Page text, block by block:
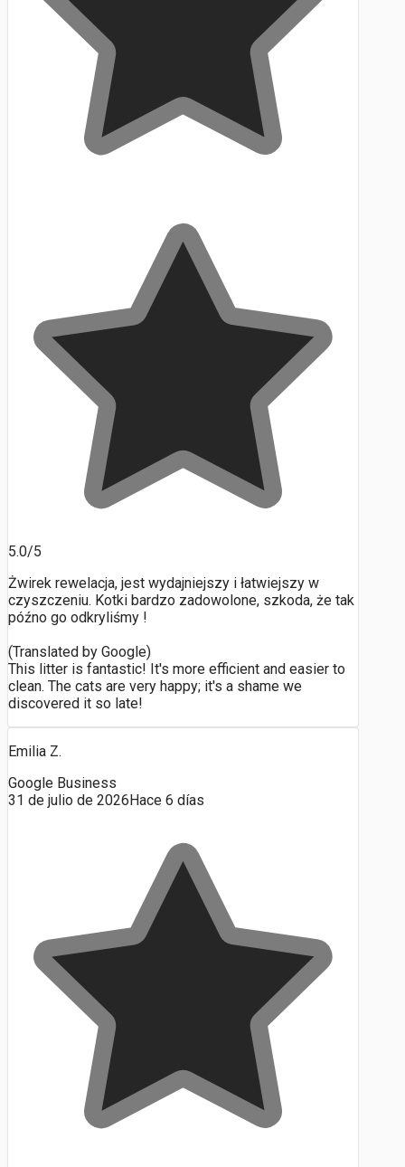
5.0/5
Żwirek rewelacja, jest wydajniejszy i łatwiejszy w
czyszczeniu. Kotki bardzo zadowolone, szkoda, że tak
późno go odkryliśmy !
(Translated by Google)
This litter is fantastic! It's more efficient and easier to
clean. The cats are very happy; it's a shame we
discovered it so late!
Emilia Z.
Google Business
31 de julio de 2026 Hace 6 días